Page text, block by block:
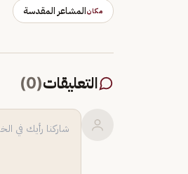
مكانالمشاعر المقدسة
التعليقات(
0
)